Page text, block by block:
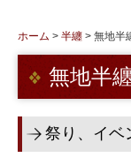
提灯
和紙提灯
ホーム 半纏 無地半
無地半
祭り、イベ